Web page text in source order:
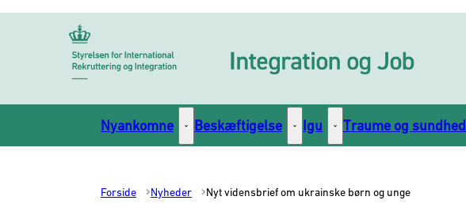
Nyankomne Nyankomne - Flere links
Beskæftigelse Beskæftigelse - Flere links
Igu Igu - Flere links
Traume og sundhed
Forside Nyheder Nyt vidensbrief om ukrainske børn og unge